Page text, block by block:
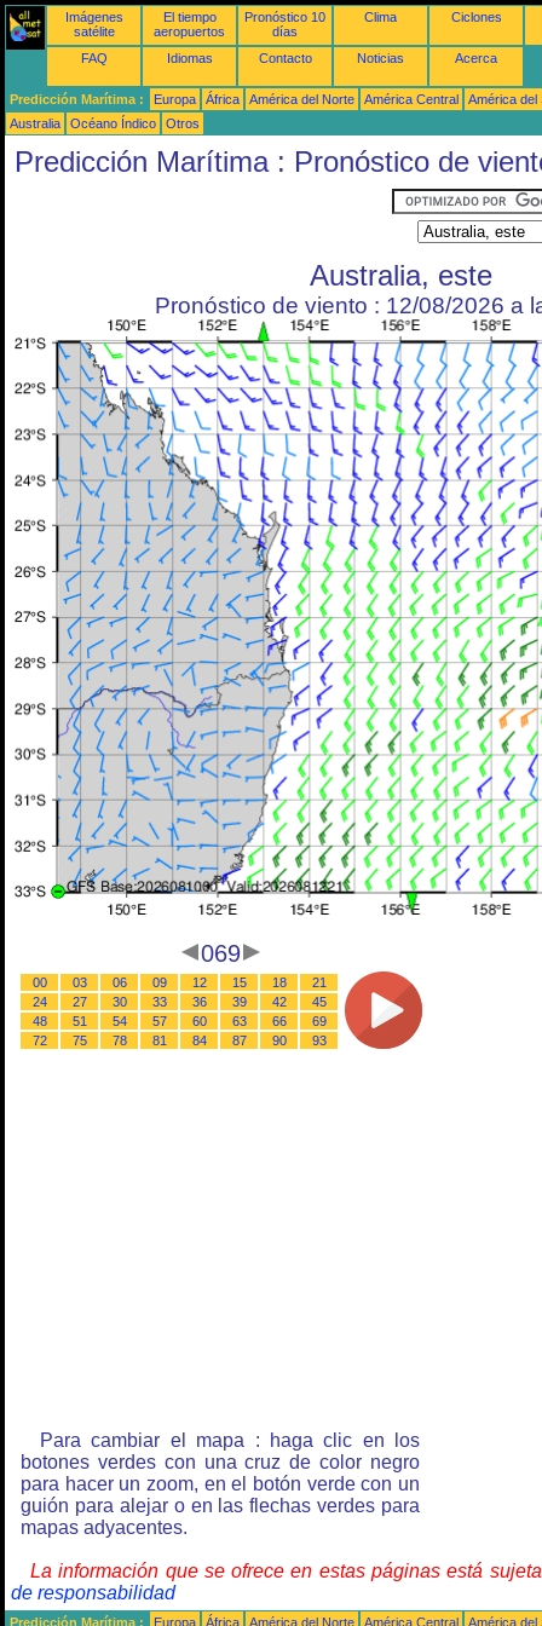
Imágenes
satélite
El tiempo
aeropuertos
Pronóstico 10
días
Clima Ciclones
FAQ Idiomas Contacto Noticias Acerca
Predicción Marítima : Europa África América del Norte América Central
América del
Australia
Océano Índico Otros
Predicción Marítima : Pronóstico de
Australia, este
Pronóstico de viento : 12/08/2026 a
069
00 03 06 09 12 15 18
21
24
27 30 33 36 39 42
45
48
51 54 57 60 63 66
69
72
75 78 81 84 87 90 93
Para cambiar el mapa : haga clic en los
botones verdes con una cruz de color negro
para hacer un zoom, en el botón verde con un
guión para alejar o en las flechas verdes para
mapas adyacentes.
La información que se ofrece en estas páginas está
de responsabilidad
Predicción Marítima : Europa África América del Norte América Central
América del